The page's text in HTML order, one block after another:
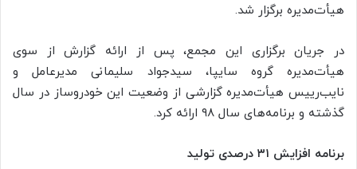
هیأت‌مدیره برگزار شد.
در جریان برگزاری این مجمع، پس از ارائه گزارش از سوی
هیأت‌مدیره گروه سایپا، سیدجواد سلیمانی مدیرعامل و
نایب‌رییس هیأت‌مدیره گزارشی از وضعیت این خودروساز در سال
گذشته و برنامه‌های سال ۹۸ ارائه کرد.
برنامه افزایش ۳۱ درصدی تولید